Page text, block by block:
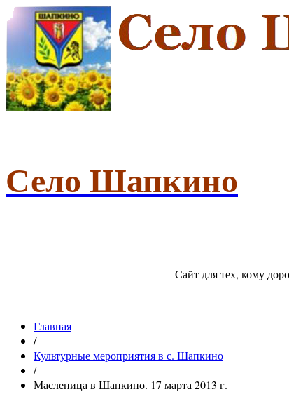
Село Шапкино
Сайт для тех, кому
Главная
/
Культурные мероприятия в с. Шапкино
/
Масленица в Шапкино. 17 марта 2013 г.